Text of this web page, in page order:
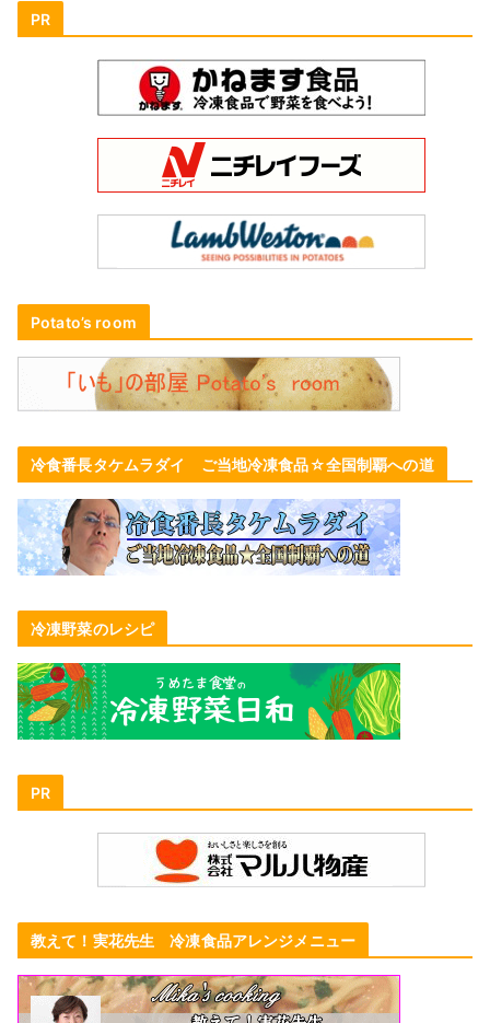
PR
Potato’s room
冷食番長タケムラダイ ご当地冷凍食品☆全国制覇への道
冷凍野菜のレシピ
PR
教えて！実花先生 冷凍食品アレンジメニュー